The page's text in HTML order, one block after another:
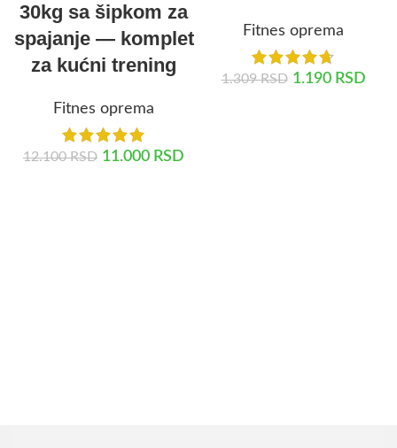
30kg sa šipkom za
spajanje — komplet
za kućni trening
Fitnes oprema
12.100RSD 11.000 RSD
Fitnes oprema
1.309RSD 1.190 RSD